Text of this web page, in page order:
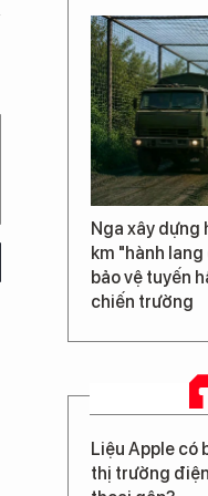
Nga xây dựng
km "hành lang
bảo vệ tuyến
chiến trường
Liệu Apple có
thị trường điện